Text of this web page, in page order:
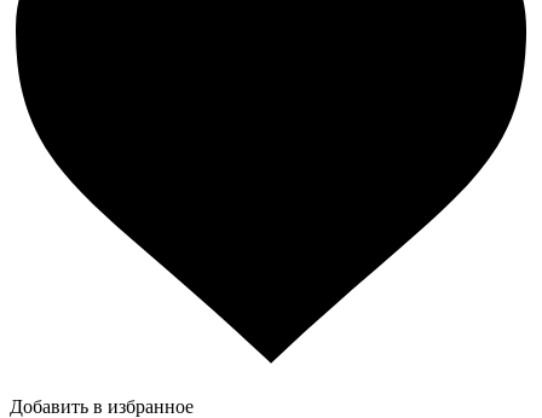
Добавить в избранное